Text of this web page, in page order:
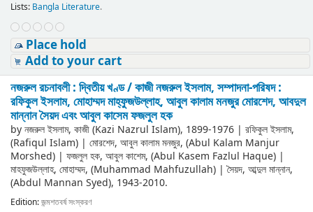
Lists: Bangla Literature.
Place hold
Add to your cart
নজরুল রচনাবলী : দ্বিতীয় খণ্ড /কাজী নজরুল ইসলাম, সম্পাদনা-পরিষদ :
রফিকুল ইসলাম, মোহাম্মদ মাহ্‌ফুজউল্লাহ, আবুল কালাম মনজুর মোরশেদ, আবদুল
মান্নান সৈয়দ এবং আবুল কাসেম ফজলুল হক
byনজরুল ইসলাম, কাজী (Kazi Nazrul Islam), 1899-1976| রফিকুল ইসলাম,
(Rafiqul Islam)| মোরশেদ, আবুল কালাম মনজুর, (Abul Kalam Manjur
Morshed)| ফজলুল হক, আবুল কাশেম, (Abul Kasem Fazlul Haque)|
মাহফুজউল্লাহ, মোহাম্মদ, (Muhammad Mahfuzullah)|সৈয়দ, আব্দুল মান্নান,
(Abdul Mannan Syed), 1943-2010.
Edition:জন্মশতবর্ষ সংস্করণ